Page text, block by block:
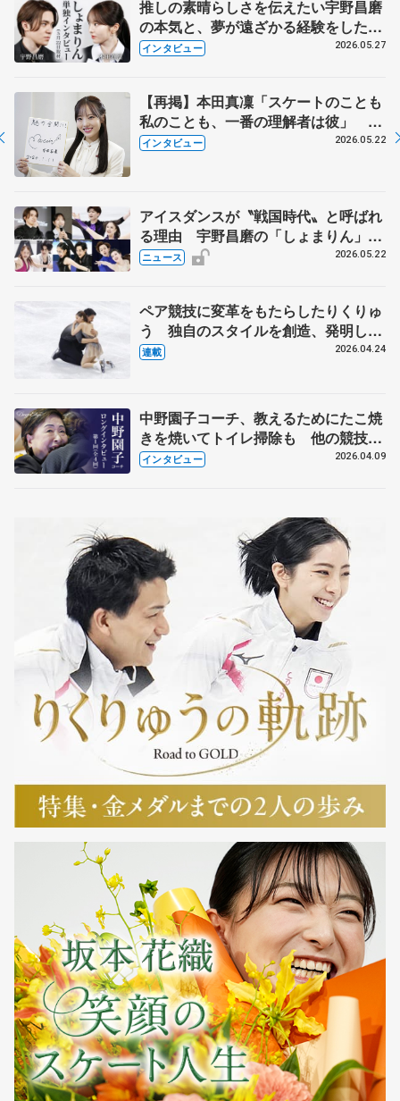
推しの素晴らしさを伝えたい宇野昌磨
の本気と、夢が遠ざかる経験をした本
田真凜の覚悟
インタビュー 2026.05.27
【再掲】本田真凜「スケートのことも
私のことも、一番の理解者は彼」 引
退時の単独インタビューで語った競技
インタビュー 2026.05.22
アイスダンスが〝戦国時代〟と呼ばれ
る理由 宇野昌磨の「しょまりん」ら
実力者が相次いで参戦 国内の競争激
ニュース 2026.05.22
ペア競技に変革をもたらしたりくりゅ
う 独自のスタイルを創造、発明した
【引退発表後②】
連載 2026.04.24
中野園子コーチ、教えるためにたこ焼
きを焼いてトイレ掃除も 他の競技に
も通用するという坂本花織の筋肉
インタビュー 2026.04.09